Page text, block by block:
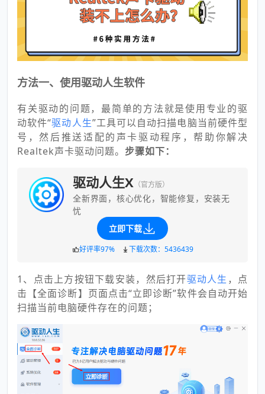
方法一、使用驱动人生软件
有关驱动的问题，最简单的方法就是使用专业的驱
动软件“驱动人生”工具可以自动扫描电脑当前硬件型
号，然后推送适配的声卡驱动程序，帮助你解决
Realtek声卡驱动问题。 步骤如下：
驱动人生X （官方版）
全新界面，核心优化，智能修复，安装无
忧
立即下载
好评率97% 下载次数：5436439
1、点击上方按钮下载安装，然后打开驱动人生 ，点
击【全面诊断】页面点击“立即诊断”软件会自动开始
扫描当前电脑硬件存在的问题；